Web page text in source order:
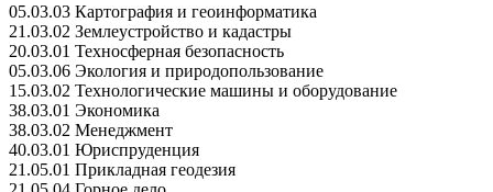
05.03.03 Картография и геоинформатика
21.03.02 Землеустройство и кадастры
20.03.01 Техносферная безопасность
05.03.06 Экология и природопользование
15.03.02 Технологические машины и оборудование
38.03.01 Экономика
38.03.02 Менеджмент
40.03.01 Юриспруденция
21.05.01 Прикладная геодезия